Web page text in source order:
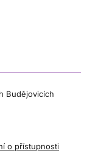
Budějovicích
o přístupnosti